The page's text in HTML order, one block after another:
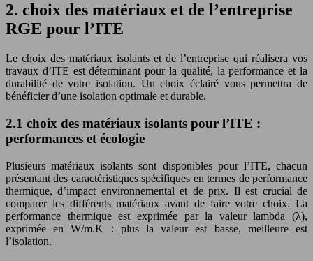
2. choix des matériaux et de l’entreprise
RGE pour l’ITE
Le choix des matériaux isolants et de l’entreprise qui réalisera vos
travaux d’ITE est déterminant pour la qualité, la performance et la
durabilité de votre isolation. Un choix éclairé vous permettra de
bénéficier d’une isolation optimale et durable.
2.1 choix des matériaux isolants pour l’ITE :
performances et écologie
Plusieurs matériaux isolants sont disponibles pour l’ITE, chacun
présentant des caractéristiques spécifiques en termes de performance
thermique, d’impact environnemental et de prix. Il est crucial de
comparer les différents matériaux avant de faire votre choix. La
performance thermique est exprimée par la valeur lambda (λ),
exprimée en W/m.K : plus la valeur est basse, meilleure est
l’isolation.